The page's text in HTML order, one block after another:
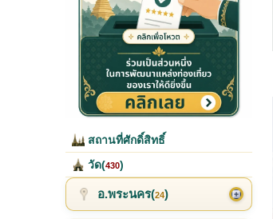
สถานที่ศักดิ์สิทธิ์
วัด(430)
อ.พระนคร(24)